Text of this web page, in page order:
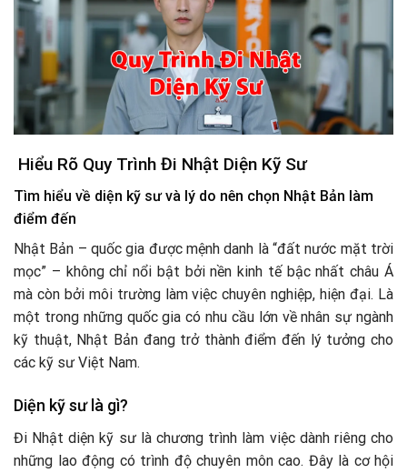
Hiểu Rõ Quy Trình Đi Nhật Diện Kỹ Sư
Tìm hiểu về diện kỹ sư và lý do nên chọn Nhật Bản làm
điểm đến
Nhật Bản – quốc gia được mệnh danh là “đất nước mặt trời
mọc” – không chỉ nổi bật bởi nền kinh tế bậc nhất châu Á
mà còn bởi môi trường làm việc chuyên nghiệp, hiện đại. Là
một trong những quốc gia có nhu cầu lớn về nhân sự ngành
kỹ thuật, Nhật Bản đang trở thành điểm đến lý tưởng cho
các kỹ sư Việt Nam.
Diện kỹ sư là gì?
Đi Nhật diện kỹ sư là chương trình làm việc dành riêng cho
những lao động có trình độ chuyên môn cao. Đây là cơ hội